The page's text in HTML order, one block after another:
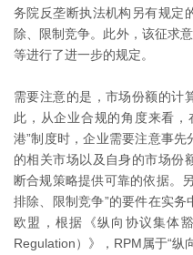
务院反垄断执法机构另有规
除、限制竞争。此外，该征求
等进行了进一步的规定。
需要注意的是，市场份额的计
此，从企业合规的角度来看
港”制度时，企业需要注意事
的相关市场以及自身的市场份
断合规策略提供可靠的依据。
排除、限制竞争”的要件在实
欧盟，根据《纵向协议集体
Regulation）》，RPM属于“纵